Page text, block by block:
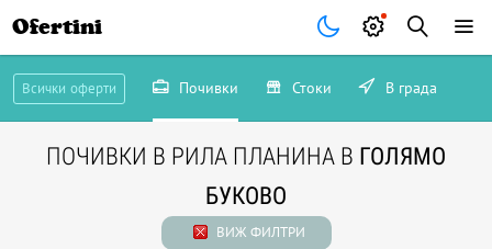
Ofertini
Всички оферти Почивки Стоки В града
ПОЧИВКИ В РИЛА ПЛАНИНА В ГОЛЯМО
БУКОВО
ВИЖ ФИЛТРИ